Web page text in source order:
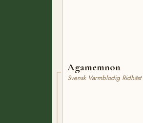
Agamemnon
Svensk Varmblodig Ridhäst